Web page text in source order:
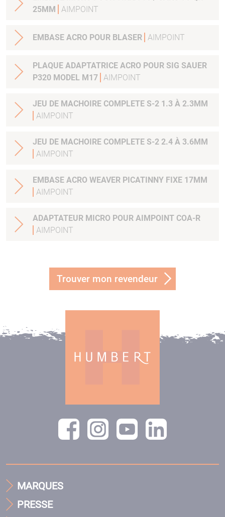
25MM
AIMPOINT
EMBASE ACRO POUR BLASER AIMPOINT
PLAQUE ADAPTATRICE ACRO POUR SIG SAUER
P320 MODEL M17 AIMPOINT
JEU DE MACHOIRE COMPLETE S-2 1.3 À 2.3MM
AIMPOINT
JEU DE MACHOIRE COMPLETE S-2 2.4 À 3.6MM
AIMPOINT
EMBASE ACRO WEAVER PICATINNY FIXE 17MM
AIMPOINT
ADAPTATEUR MICRO POUR AIMPOINT COA-R
AIMPOINT
Trouver mon revendeur
MARQUES
PRESSE